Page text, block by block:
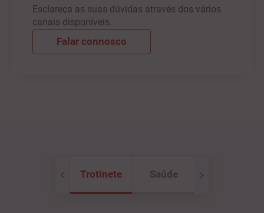
Esclareça as suas dúvidas através dos vários
canais disponíveis.
Falar connosco
Trotinete Saúde